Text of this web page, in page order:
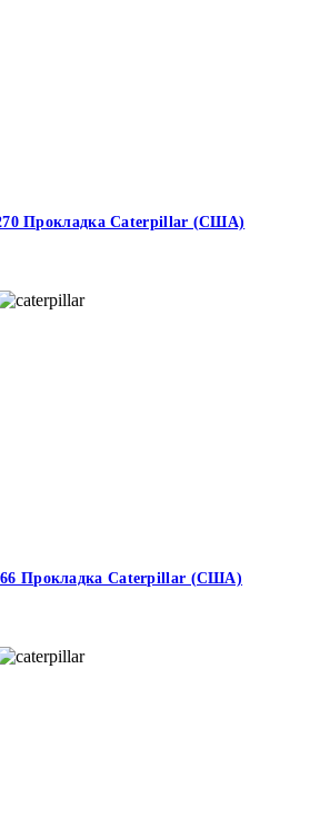
Прокладка Caterpillar (США)
Прокладка Caterpillar (США)